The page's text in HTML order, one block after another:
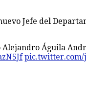
Jefe del
Águila
pic.twitter.com/